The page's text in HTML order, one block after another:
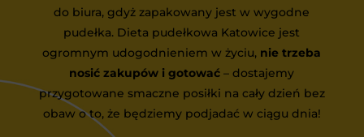
do biura, gdyż zapakowany jest w wygodne
pudełka. Dieta pudełkowa Katowice jest
ogromnym udogodnieniem w życiu, nie trzeba
nosić zakupów i gotować – dostajemy
przygotowane smaczne posiłki na cały dzień bez
obaw o to, że będziemy podjadać w ciągu dnia!